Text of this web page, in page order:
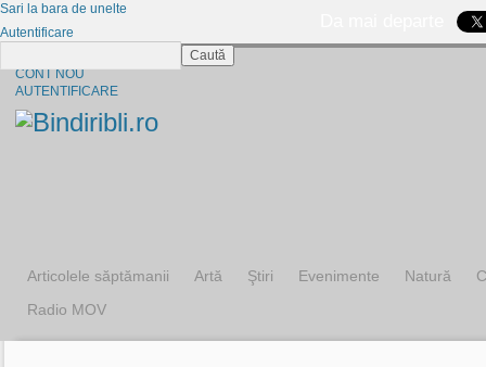
CONT NOU
AUTENTIFICARE
Articolele săptămanii Artă Ştiri Evenimente Natură
Radio MOV
Sari la bara de unelte
Autentificare
Caută